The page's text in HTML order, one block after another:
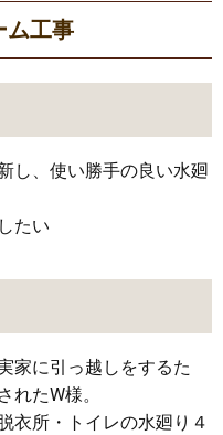
ム工事
し、使い勝手の良い水廻
たい
家に引っ越しをするた
れたW様。
衣所・トイレの水廻り４